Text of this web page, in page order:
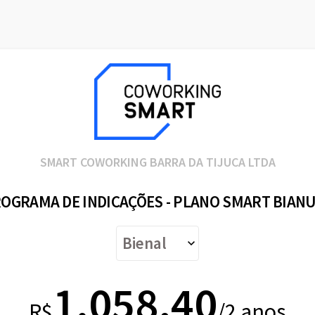
SMART COWORKING BARRA DA TIJUCA LTDA
DE INDICAÇÕES - PLANO SMART
1.058,40